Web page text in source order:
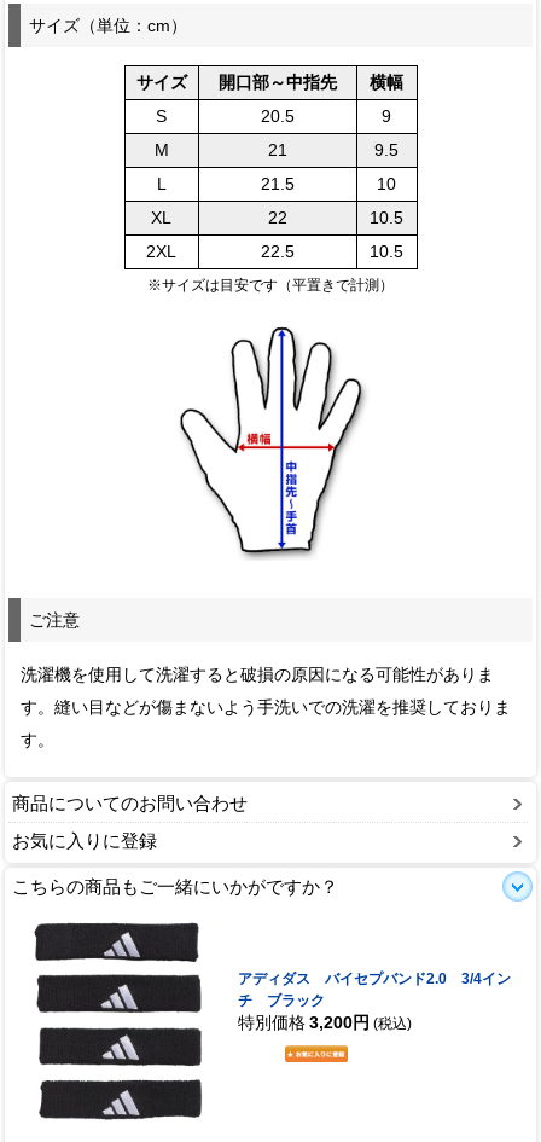
サイズ（単位：cm）
サイズ 開口部～中指先
横幅
S
20.5
9
M
21
9.5
L
21.5
10
XL
22
10.5
2XL
22.5 10.5
※サイズは目安です（平置きで計測）
ご注意
洗濯機を使用して洗濯すると破損の原因になる可能性がありま
す。縫い目などが傷まないよう手洗いでの洗濯を推奨しておりま
す。
商品についてのお問い合わせ
お気に入りに登録
こちらの商品もご一緒にいかがですか？
アディダス バイセプバンド2.0 3/4イン
チ ブラック
特別価格 3,200円 (税込)